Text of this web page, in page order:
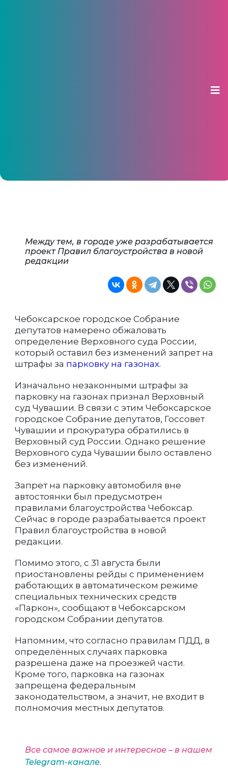
Между тем, в городе уже разрабатывается
проект Правил благоустройства в новой
редакции
Чебоксарское городское Собрание
депутатов намерено обжаловать
определение Верховного суда России,
который оставил без изменений запрет на
штрафы за парковку на газонах.
Изначально незаконными штрафы за
парковку на газонах признал Верховный
суд Чувашии. В связи с этим Чебоксарское
городское Собрание депутатов, Госсовет
Чувашии и прокуратура обратились в
Верховный суд России. Однако решение
Верховного суда Чувашии было оставлено
без изменений.
Запрет на парковку автомобиля вне
автостоянки был предусмотрен
правилами благоустройства Чебоксар.
Сейчас в городе разрабатывается проект
Правил благоустройства в новой
редакции.
Помимо этого, с 31 августа были
приостановлены рейды с применением
работающих в автоматическом режиме
специальных технических средств
«Паркон», сообщают в Чебоксарском
городском Собрании депутатов.
Напомним, что согласно правилам ПДД, в
определённых случаях парковка
разрешена даже на проезжей части.
Кроме того, парковка на газонах
запрещена федеральным
законодательством, а значит, не входит в
полномочия местных депутатов.
Все самое важное и интересное – в нашем
Telegram-канале.